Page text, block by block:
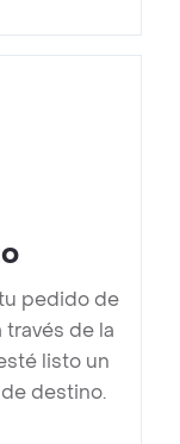
pedido de
de la
listo un
destino.